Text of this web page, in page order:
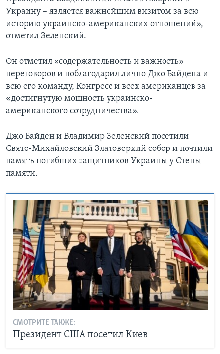
Украину – является важнейшим визитом за всю
историю украинско-американских отношений», –
отметил Зеленский.
Он отметил «содержательность и важность»
переговоров и поблагодарил лично Джо Байдена и
всю его команду, Конгресс и всех американцев за
«достигнутую мощность украинско-
американского сотрудничества».
Джо Байден и Владимир Зеленский посетили
Свято-Михайловский Златоверхий собор и почтили
память погибших защитников Украины у Стены
памяти.
СМОТРИТЕ ТАКЖЕ:
Президент США посетил Киев